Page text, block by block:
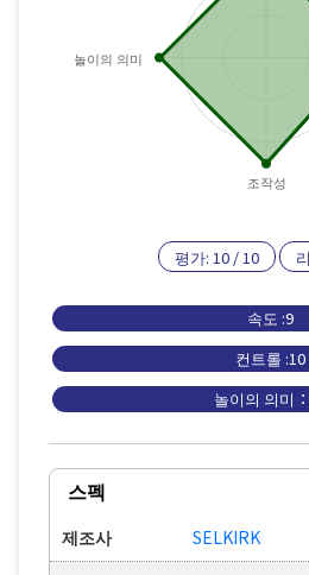
조작성
놀이의 의미
평가: 10 /10
속도 :9
컨트롤 :10
놀이의 의미
스펙
제조사 SELKIRK